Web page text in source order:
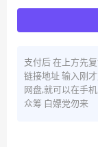
支付后 在上方先
链接地址 输入刚
网盘,就可以在手
众筹 白嫖党勿来